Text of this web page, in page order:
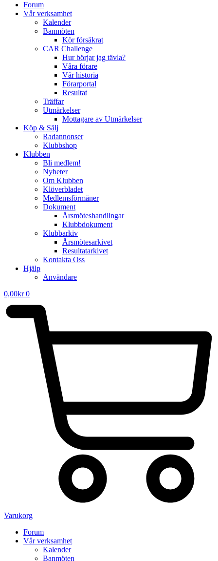
Forum
Vår verksamhet
Kalender
Banmöten
Kör försäkrat
CAR Challenge
Hur börjar jag tävla?
Våra förare
Vår historia
Förarportal
Resultat
Träffar
Utmärkelser
Mottagare av Utmärkelser
Köp & Sälj
Radannonser
Klubbshop
Klubben
Bli medlem!
Nyheter
Om Klubben
Klöverbladet
Medlemsförmåner
Dokument
Årsmöteshandlingar
Klubbdokument
Klubbarkiv
Årsmötesarkivet
Resultatarkivet
Kontakta Oss
Hjälp
Användare
0,00kr 0
Varukorg
Forum
Vår verksamhet
Kalender
Banmöten